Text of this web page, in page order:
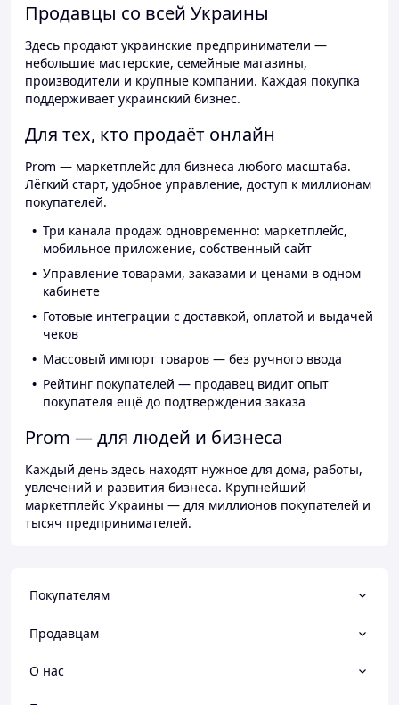
Продавцы со всей Украины
Здесь продают украинские предприниматели —
небольшие мастерские, семейные магазины,
производители и крупные компании. Каждая покупка
поддерживает украинский бизнес.
Для тех, кто продаёт онлайн
Prom — маркетплейс для бизнеса любого масштаба.
Лёгкий старт, удобное управление, доступ к миллионам
покупателей.
Три канала продаж одновременно: маркетплейс,
мобильное приложение, собственный сайт
Управление товарами, заказами и ценами в одном
кабинете
Готовые интеграции с доставкой, оплатой и выдачей
чеков
Массовый импорт товаров — без ручного ввода
Рейтинг покупателей — продавец видит опыт
покупателя ещё до подтверждения заказа
Prom — для людей и бизнеса
Каждый день здесь находят нужное для дома, работы,
увлечений и развития бизнеса. Крупнейший
маркетплейс Украины — для миллионов покупателей и
тысяч предпринимателей.
Покупателям
Продавцам
О нас